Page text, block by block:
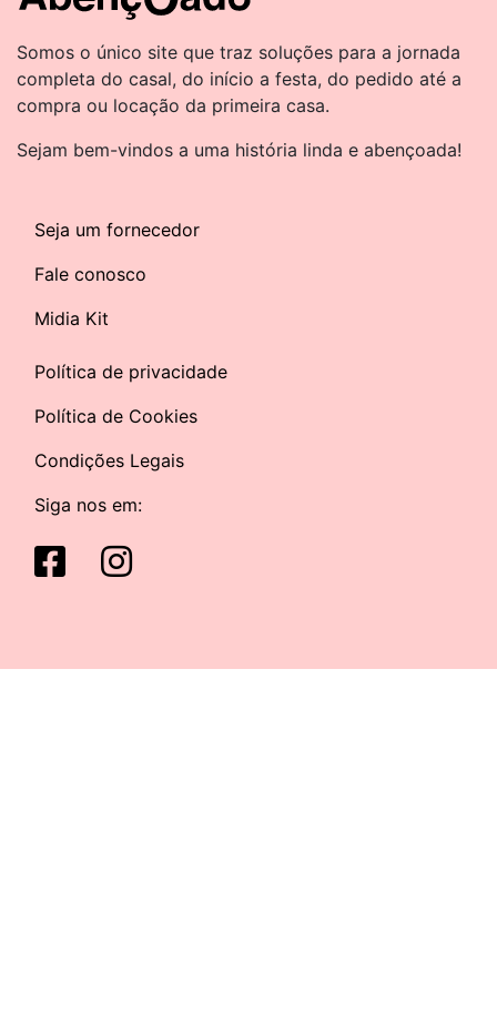
Somos o único site que traz soluções para a jornada
completa do casal, do início a festa, do pedido até a
compra ou locação da primeira casa.
Sejam bem-vindos a uma história linda e abençoada!
Seja um fornecedor
Fale conosco
Midia Kit
Política de privacidade
Política de Cookies
Condições Legais
Siga nos em: